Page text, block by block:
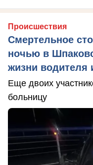
Происшествия
Смертельное
ночью в
жизни водителя
Еще двоих
больницу